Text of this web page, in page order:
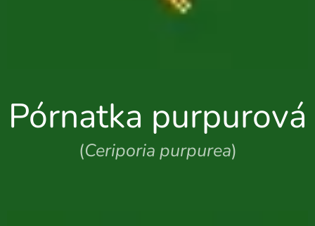
Pórnatka purpurová
(Ceriporia purpurea)